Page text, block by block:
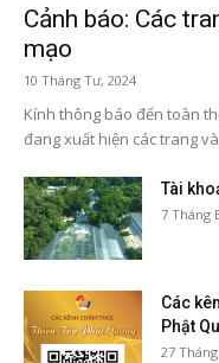
Cảnh báo: Các
mạo
10 Tháng Tư, 2024
Kính thông báo đến toàn
đang xuất hiện các trang
Tài
7 Tháng
Các
Phật
27